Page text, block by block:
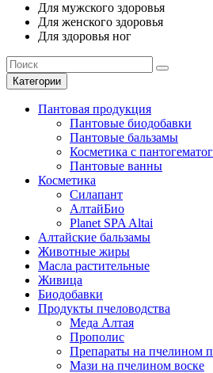
Для мужского здоровья
Для женского здоровья
Для здоровья ног
Категории
Пантовая продукция
Пантовые биодобавки
Пантовые бальзамы
Косметика с
Пантовые ванны
Косметика
Силапант
АлтайБио
Planet SPA Altai
Алтайские бальзамы
Животные жиры
Масла растительные
Живица
Биодобавки
Продукты пчеловодства
Меда Алтая
Прополис
Препараты на пчелином
Мази на пчелином воске